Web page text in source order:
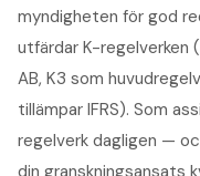
myndigheten för god
utfärdar K-regelverken
AB, K3 som
tillämpar IFRS). Som
regelverk dagligen —